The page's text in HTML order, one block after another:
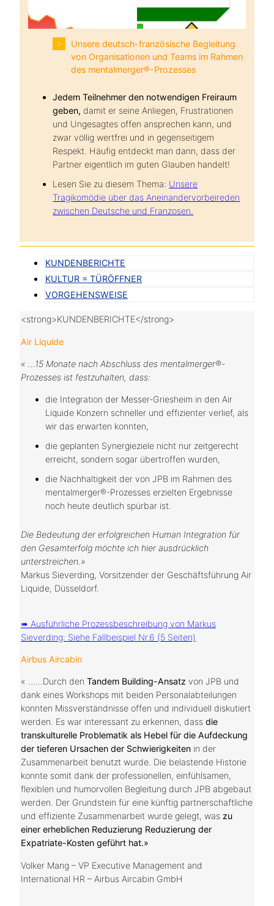
Unsere deutsch-französische Begleitung
von Organisationen und Teams im Rahmen
des mentalmerger®-Prozesses
Jedem Teilnehmer den notwendigen Freiraum
geben, damit er seine Anliegen, Frustrationen
und Ungesagtes offen ansprechen kann, und
zwar völlig wertfrei und in gegenseitigem
Respekt. Häufig entdeckt man dann, dass der
Partner eigentlich im guten Glauben handelt!
Lesen Sie zu diesem Thema: Unsere
Tragikomödie über das Aneinandervorbeireden
zwischen Deutsche und Franzosen.
KUNDENBERICHTE
KULTUR = TÜRÖFFNER
VORGEHENSWEISE
<strong>KUNDENBERICHTE</strong>
Air Liquide
« …15 Monate nach Abschluss des mentalmerger®-
Prozesses ist festzuhalten, dass:
die Integration der Messer-Griesheim in den Air
Liquide Konzern schneller und effizienter verlief, als
wir das erwarten konnten,
die geplanten Synergieziele nicht nur zeitgerecht
erreicht, sondern sogar übertroffen wurden,
die Nachhaltigkeit der von JPB im Rahmen des
mentalmerger®-Prozesses erzielten Ergebnisse
noch heute deutlich spürbar ist.
Die Bedeutung der erfolgreichen Human Integration für
den Gesamterfolg möchte ich hier ausdrücklich
unterstreichen.»
Markus Sieverding, Vorsitzender der Geschäftsführung Air
Liquide, Düsseldorf.
➠ Ausführliche Prozessbeschreibung von Markus
Sieverding: Siehe Fallbeispiel Nr.6 (5 Seiten)
Airbus Aircabin
« ……Durch den Tandem Building-Ansatz von JPB und
dank eines Workshops mit beiden Personalabteilungen
konnten Missverständnisse offen und individuell diskutiert
werden. Es war interessant zu erkennen, dass die
transkulturelle Problematik als Hebel für die Aufdeckung
der tieferen Ursachen der Schwierigkeiten in der
Zusammenarbeit benutzt wurde. Die belastende Historie
konnte somit dank der professionellen, einfühlsamen,
flexiblen und humorvollen Begleitung durch JPB abgebaut
werden. Der Grundstein für eine künftig partnerschaftliche
und effiziente Zusammenarbeit wurde gelegt, was zu
einer erheblichen Reduzierung Reduzierung der
Expatriate-Kosten geführt hat.»
Volker Mang – VP Executive Management and
International HR – Airbus Aircabin GmbH